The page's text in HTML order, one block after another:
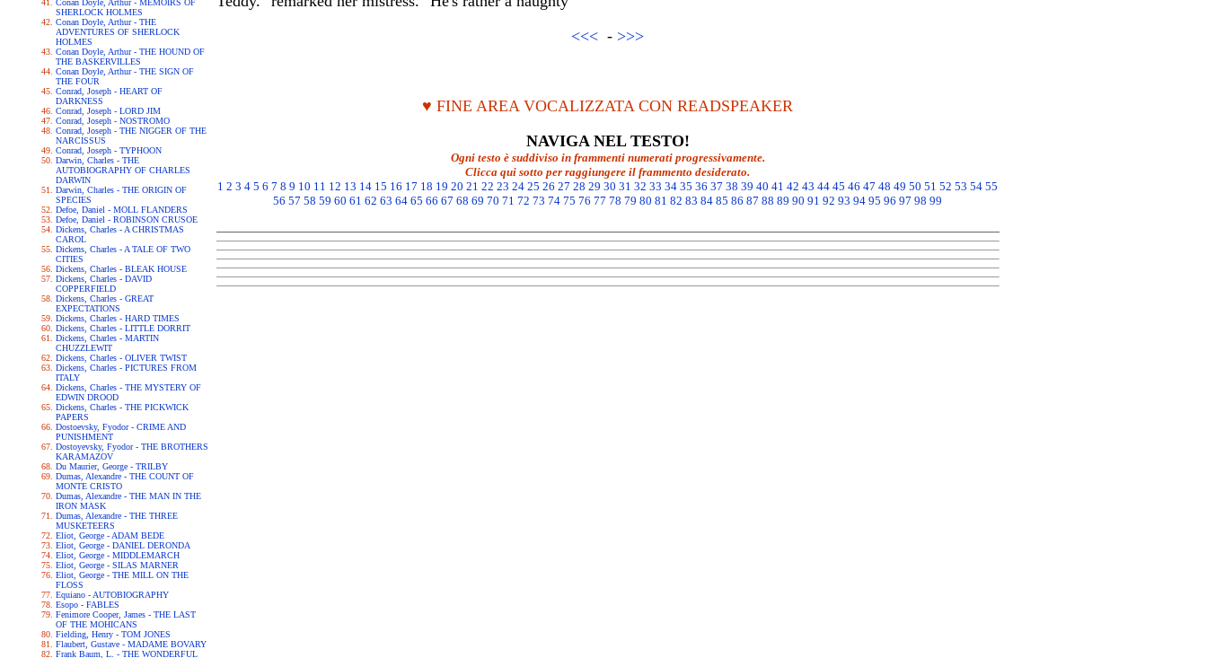
Conan Doyle, Arthur - MEMOIRS OF
SHERLOCK HOLMES
Conan Doyle, Arthur - THE
ADVENTURES OF SHERLOCK
HOLMES
Conan Doyle, Arthur - THE HOUND OF
THE BASKERVILLES
Conan Doyle, Arthur - THE SIGN OF
THE FOUR
Conrad, Joseph - HEART OF
DARKNESS
Conrad, Joseph - LORD JIM
Conrad, Joseph - NOSTROMO
Conrad, Joseph - THE NIGGER OF THE
NARCISSUS
Conrad, Joseph - TYPHOON
Darwin, Charles - THE
AUTOBIOGRAPHY OF CHARLES
DARWIN
Darwin, Charles - THE ORIGIN OF
SPECIES
Defoe, Daniel - MOLL FLANDERS
Defoe, Daniel - ROBINSON CRUSOE
Dickens, Charles - A CHRISTMAS
CAROL
Dickens, Charles - A TALE OF TWO
CITIES
Dickens, Charles - BLEAK HOUSE
Dickens, Charles - DAVID
COPPERFIELD
Dickens, Charles - GREAT
EXPECTATIONS
Dickens, Charles - HARD TIMES
Dickens, Charles - LITTLE DORRIT
Dickens, Charles - MARTIN
CHUZZLEWIT
Dickens, Charles - OLIVER TWIST
Dickens, Charles - PICTURES FROM
ITALY
Dickens, Charles - THE MYSTERY OF
EDWIN DROOD
Dickens, Charles - THE PICKWICK
PAPERS
Dostoevsky, Fyodor - CRIME AND
PUNISHMENT
Dostoyevsky, Fyodor - THE BROTHERS
KARAMAZOV
Du Maurier, George - TRILBY
Dumas, Alexandre - THE COUNT OF
MONTE CRISTO
Dumas, Alexandre - THE MAN IN THE
IRON MASK
Dumas, Alexandre - THE THREE
MUSKETEERS
Eliot, George - ADAM BEDE
Eliot, George - DANIEL DERONDA
Eliot, George - MIDDLEMARCH
Eliot, George - SILAS MARNER
Eliot, George - THE MILL ON THE
FLOSS
Equiano - AUTOBIOGRAPHY
Esopo - FABLES
Fenimore Cooper, James - THE LAST
OF THE MOHICANS
Fielding, Henry - TOM JONES
Flaubert, Gustave - MADAME BOVARY
Frank Baum, L. - THE WONDERFUL
<<< - >>>
♥ FINE AREA VOCALIZZATA CON READSPEAKER
NAVIGA NEL TESTO!
Ogni testo è suddiviso in frammenti numerati progressivamente.
Clicca qui sotto per raggiungere il frammento desiderato.
1 2 3 4 5 6 7 8 9 10 11 12 13 14 15 16 17 18 19 20 21 22 23 24 25 26 27 28 29 30 31 32 33 34 35 36 37 38 39 40 41 42 43 44 45 46 47 48 49 50 51 52 53 54 55
56 57 58 59 60 61 62 63 64 65 66 67 68 69 70 71 72 73 74 75 76 77 78 79 80 81 82 83 84 85 86 87 88 89 90 91 92 93 94 95 96 97 98 99